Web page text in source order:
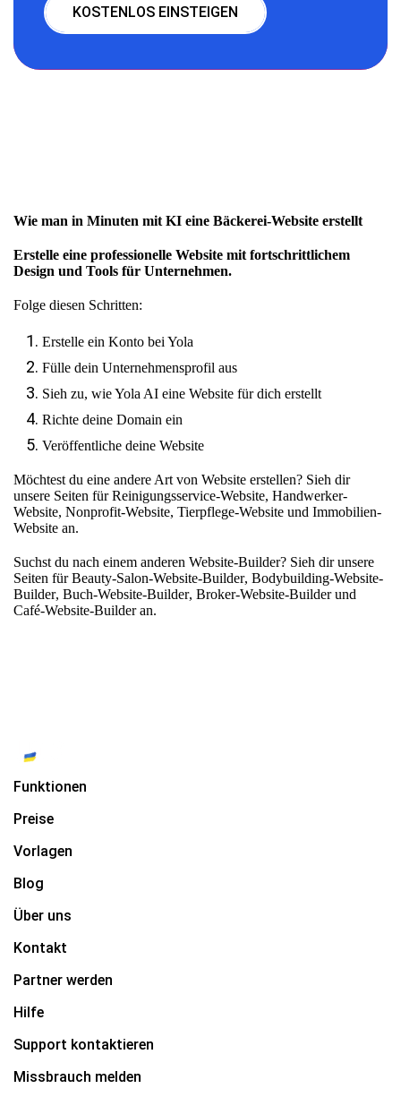
KOSTENLOS EINSTEIGEN
Wie man in Minuten mit KI eine Bäckerei-Website erstellt
Erstelle eine professionelle Website mit fortschrittlichem
Design und Tools für Unternehmen.
Folge diesen Schritten:
Erstelle ein Konto bei Yola
Fülle dein Unternehmensprofil aus
Sieh zu, wie Yola AI eine Website für dich erstellt
Richte deine Domain ein
Veröffentliche deine Website
Möchtest du eine andere Art von Website erstellen? Sieh dir
unsere Seiten fürReinigungsservice-Website, Handwerker-
Website, Nonprofit-Website, Tierpflege-Website und Immobilien-
Website an.
Suchst du nach einem anderen Website-Builder? Sieh dir unsere
Seiten fürBeauty-Salon-Website-Builder, Bodybuilding-Website-
Builder, Buch-Website-Builder, Broker-Website-Builderund
Café-Website-Builderan.
Funktionen
Preise
Vorlagen
Blog
Über uns
Kontakt
Partner werden
Hilfe
Support kontaktieren
Missbrauch melden